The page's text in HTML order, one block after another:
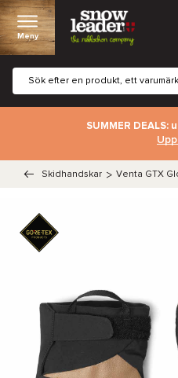
Meny
SUMMER
Skidhandskar > Venta GTX